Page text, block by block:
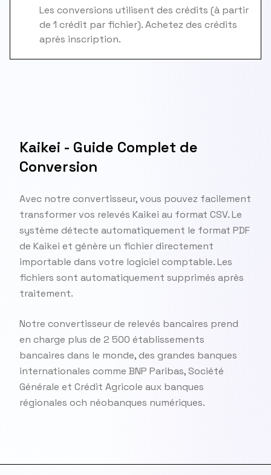
Les conversions utilisent des crédits (à partir
de 1 crédit par fichier). Achetez des crédits
après inscription.
Kaikei - Guide Complet de
Conversion
Avec notre convertisseur, vous pouvez facilement
transformer vos relevés Kaikei au format CSV. Le
système détecte automatiquement le format PDF
de Kaikei et génère un fichier directement
importable dans votre logiciel comptable. Les
fichiers sont automatiquement supprimés après
traitement.
Notre convertisseur de relevés bancaires prend
en charge plus de 2 500 établissements
bancaires dans le monde, des grandes banques
internationales comme BNP Paribas, Société
Générale et Crédit Agricole aux banques
régionales och néobanques numériques.